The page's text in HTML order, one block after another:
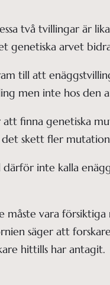
två tvillingar är
genetiska arvet
till att
men inte hos den
finna genetiska
skett fler
inte kalla
måste vara
säger att
hittills har antagit.